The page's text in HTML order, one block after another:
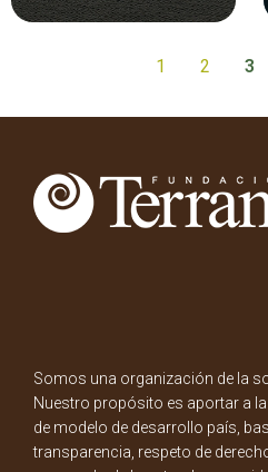
1 2 3
Somos una organización de la
Nuestro propósito es aportar a
de modelo de desarrollo país,
transparencia, respeto de